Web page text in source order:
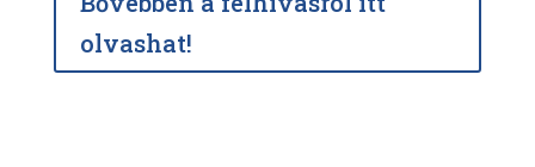
olvashat!